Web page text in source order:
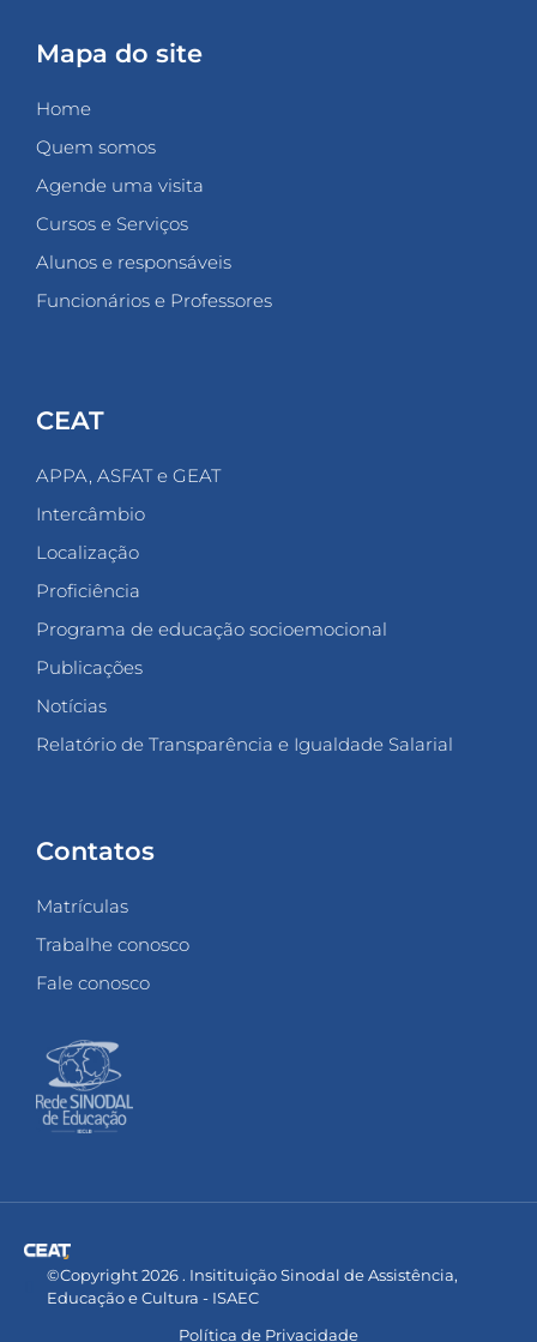
Mapa do site
Home
Quem somos
Agende uma visita
Cursos e Serviços
Alunos e responsáveis
Funcionários e Professores
CEAT
APPA, ASFAT e GEAT
Intercâmbio
Localização
Proficiência
Programa de educação socioemocional
Publicações
Notícias
Relatório de Transparência e Igualdade Salarial
Contatos
Matrículas
Trabalhe conosco
Fale conosco
©Copyright 2026 . Insitituição Sinodal de Assistência,
Educação e Cultura - ISAEC
Política de Privacidade